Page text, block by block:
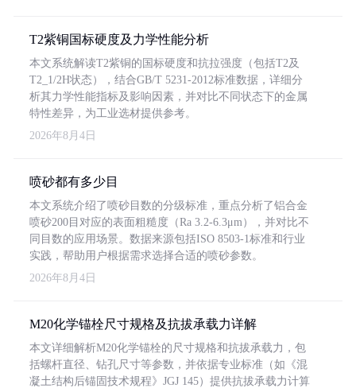
T2紫铜国标硬度及力学性能分析
本文系统解读T2紫铜的国标硬度和抗拉强度（包括T2及
T2_1/2H状态），结合GB/T 5231-2012标准数据，详细分
析其力学性能指标及影响因素，并对比不同状态下的金属
特性差异，为工业选材提供参考。
2026年8月4日
喷砂都有多少目
本文系统介绍了喷砂目数的分级标准，重点分析了铝合金
喷砂200目对应的表面粗糙度（Ra 3.2-6.3μm），并对比不
同目数的应用场景。数据来源包括ISO 8503-1标准和行业
实践，帮助用户根据需求选择合适的喷砂参数。
2026年8月4日
M20化学锚栓尺寸规格及抗拔承载力详解
本文详细解析M20化学锚栓的尺寸规格和抗拔承载力，包
括螺杆直径、钻孔尺寸等参数，并依据专业标准（如《混
凝土结构后锚固技术规程》JGJ 145）提供抗拔承载力计算